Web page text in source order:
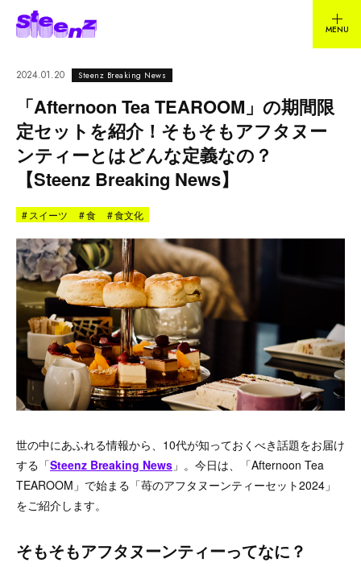
2024.01.20 Steenz Breaking News
「Afternoon Tea TEAROOM」の期間限
定セットを紹介！そもそもアフタヌー
ンティーとはどんな定義なの？
【Steenz Breaking News】
# スイーツ #食 #食文化
世の中にあふれる情報から、10代が知っておくべき話題をお届け
する「Steenz Breaking News 」。今日は、「Afternoon Tea
TEAROOM」で始まる「苺のアフタヌーンティーセット2024」
をご紹介します。
そもそもアフタヌーンティーってなに？